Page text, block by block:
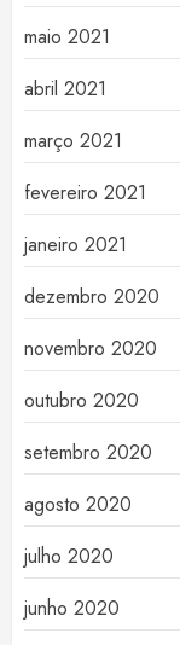
maio 2021
abril 2021
março 2021
fevereiro 2021
janeiro 2021
dezembro 2020
novembro 2020
outubro 2020
setembro 2020
agosto 2020
julho 2020
junho 2020